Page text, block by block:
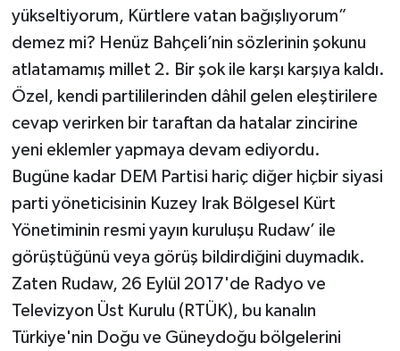
yükseltiyorum, Kürtlere vatan bağışlıyorum”
demez mi? Henüz Bahçeli’nin sözlerinin şokunu
atlatamamış millet 2. Bir şok ile karşı karşıya kaldı.
Özel, kendi partililerinden dâhil gelen eleştirilere
cevap verirken bir taraftan da hatalar zincirine
yeni eklemler yapmaya devam ediyordu.
Bugüne kadar DEM Partisi hariç diğer hiçbir siyasi
parti yöneticisinin Kuzey Irak Bölgesel Kürt
Yönetiminin resmi yayın kuruluşu Rudaw’ ile
görüştüğünü veya görüş bildirdiğini duymadık.
Zaten Rudaw, 26 Eylül 2017'de Radyo ve
Televizyon Üst Kurulu (RTÜK), bu kanalın
Türkiye'nin Doğu ve Güneydoğu bölgelerini